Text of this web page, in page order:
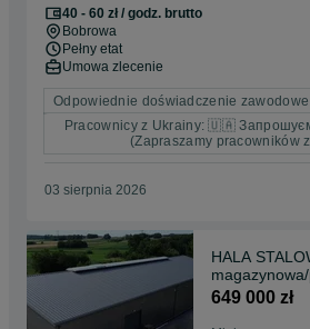
40 - 60 zł / godz. brutto
Bobrowa
Pełny etat
Umowa zlecenie
Odpowiednie doświadczenie zawodowe
Pracownicy z Ukrainy: 🇺🇦
(Zapraszamy pracowników
03 sierpnia 2026
HALA
sztat HAL-
649 000 zł